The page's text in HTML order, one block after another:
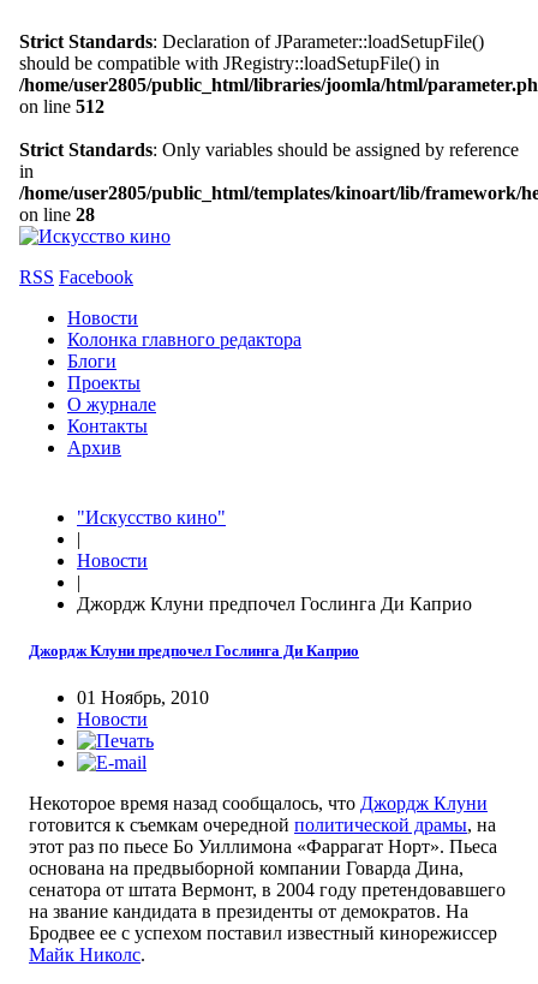
Strict Standards: Declaration of JParameter::loadSetupFile()
should be compatible with JRegistry::loadSetupFile() in
/home/user2805/public_html/libraries/joomla/html/
on line 512
Strict Standards: Only variables should be assigned by reference
in
/home/user2805/public_html/templates/kinoart/lib/framework/
on line 28
RSS Facebook
Новости
Колонка главного редактора
Блоги
Проекты
О журнале
Контакты
Архив
"Искусство кино"
|
Новости
|
Джордж Клуни предпочел Гослинга Ди Каприо
Джордж Клуни предпочел Гослинга Ди Каприо
01 Ноябрь, 2010
Новости
Некоторое время назад сообщалось, что Джордж Клуни
готовится к съемкам очередной политической драмы, на
этот раз по пьесе Бо Уиллимона «Фаррагат Норт». Пьеса
основана на предвыборной компании Говарда Дина,
сенатора от штата Вермонт, в 2004 году претендовавшего
на звание кандидата в президенты от демократов. На
Бродвее ее с успехом поставил известный кинорежиссер
Майк Николс.